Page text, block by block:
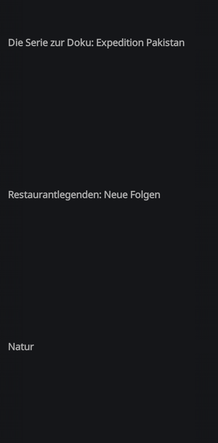
Die Serie zur Doku: Expedition Pakistan
Restaurantlegenden: Neue Folgen
Natur